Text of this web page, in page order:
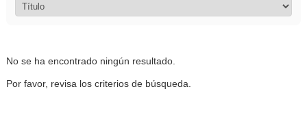
No se ha encontrado ningún resultado.
Por favor, revisa los criterios de búsqueda.